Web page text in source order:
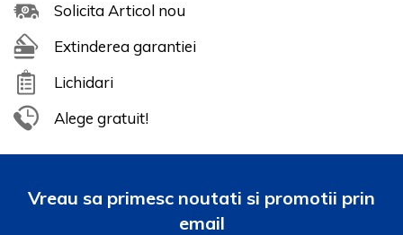
Solicita Articol nou
Extinderea garantiei
Lichidari
Alege gratuit!
Vreau sa primesc noutati si promotii prin
email